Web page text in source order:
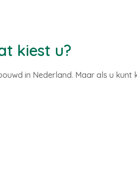
kiest u?
in Nederland. Maar als u kunt